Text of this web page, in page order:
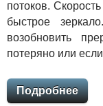
потоков.
быстрое
возобновить
потеряно или
Подробнее